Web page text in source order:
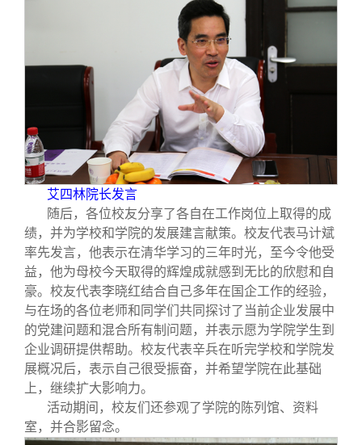
艾四林院长发言
随后，各位校友分享了各自在工作岗位上取得的成
绩，并为学校和学院的发展建言献策。校友代表马计斌
率先发言，他表示在清华学习的三年时光，至今令他受
益，他为母校今天取得的辉煌成就感到无比的欣慰和自
豪。校友代表李晓红结合自己多年在国企工作的经验，
与在场的各位老师和同学们共同探讨了当前企业发展中
的党建问题和混合所有制问题，并表示愿为学院学生到
企业调研提供帮助。校友代表辛兵在听完学校和学院发
展概况后，表示自己很受振奋，并希望学院在此基础
上，继续扩大影响力。
活动期间，校友们还参观了学院的陈列馆、资料
室，并合影留念。